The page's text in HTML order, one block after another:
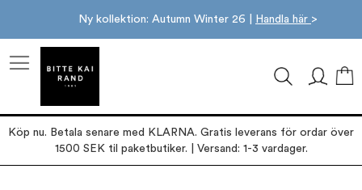
Ny kollektion: Autumn Winter 26 | Handla här >
Köp nu. Betala senare med KLARNA. Gratis leverans för ordar över
1500 SEK til paketbutiker. | Versand: 1-3 vardager.